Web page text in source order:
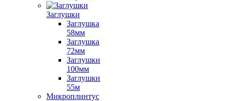
Заглушки
Заглушка
58мм
Заглушка
72мм
Заглушки
100мм
Заглушки
55м
Микроплинтус